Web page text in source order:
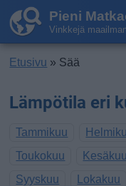
Pieni
Vinkkejä
Etusivu » Sää
Lämpötila eri
Tammikuu
Toukokuu
Kesäkuu
Syyskuu
Lokakuu